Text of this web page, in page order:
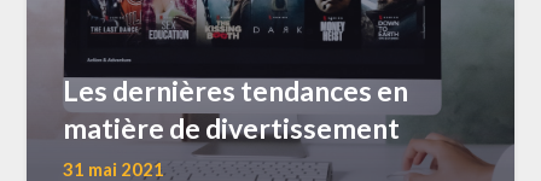
Les dernières tendances en
matière de divertissement
31 mai 2021